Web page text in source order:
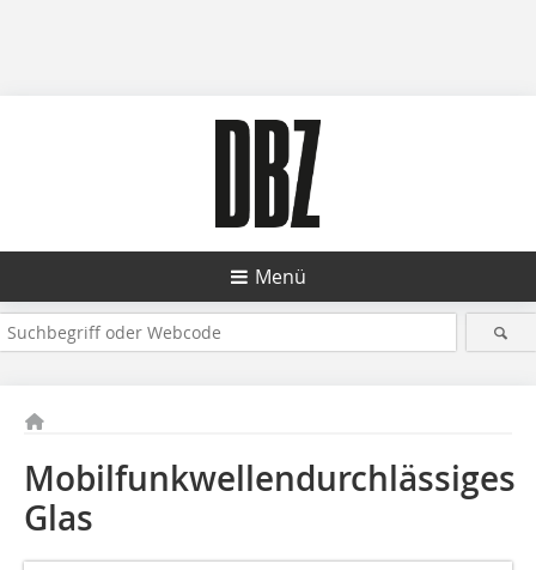
Menü
Mobilfunkwellendurchlässiges
Glas